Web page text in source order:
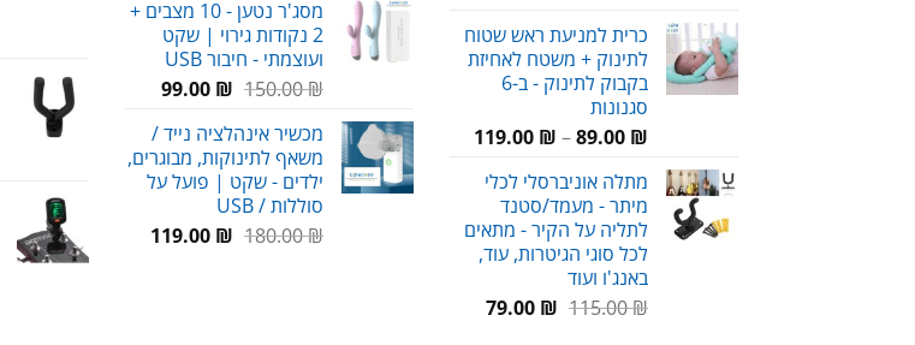
היה:
90.00 ₪.
הוא:
59.00 ₪.
כרית למניעת ראש שטוח
לתינוק + משטח לאחיזת
בקבוק לתינוק - ב-6
סגנונות
89.00 ₪
–
119.00 ₪
מתלה אוניברסלי לכלי
מיתר - מעמד/סטנד
לתליה על הקיר - מתאים
לכל סוגי הגיטרות, עוד,
באנג'ו ועוד
115.00₪
המחיר79.00 ₪
המחיר
מסג'ר נטען - 10 מצבים +
2 נקודות גירוי | שקט
ועוצמתי - חיבור USB
150.00₪
המחיר
היה:
150.00 ₪.
99.00 ₪
המחיר
הוא:
99.00 ₪.
מכשיר אינהלציה נייד /
משאף לתינוקות, מבוגרים,
ילדים - שקט | פועל על
סוללות / USB
180.00₪
המחיר119.00 ₪
המחיר